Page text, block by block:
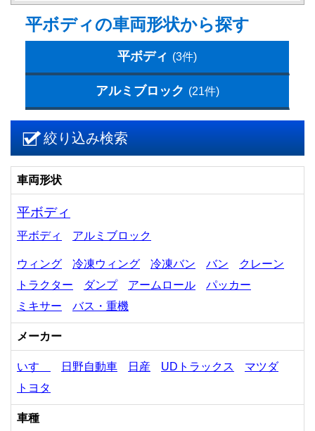
平ボディの車両形状から探す
平ボディ (3件)
アルミブロック (21件)
絞り込み検索
車両形状
平ボディ
平ボディ アルミブロック
ウィング 冷凍ウィング 冷凍バン バン
クレーン
トラクター
ダンプ アームロール
パッカー
ミキサー
バス・重機
メーカー
いすゞ 日野自動車 日産 UDトラックス
マツダ
トヨタ
車種